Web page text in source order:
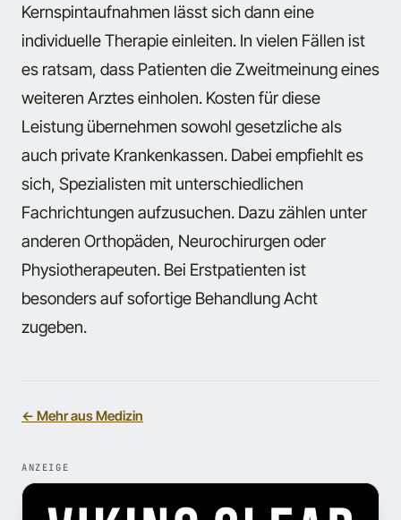
Kernspintaufnahmen lässt sich dann eine
individuelle Therapie einleiten. In vielen Fällen ist
es ratsam, dass Patienten die Zweitmeinung eines
weiteren Arztes einholen. Kosten für diese
Leistung übernehmen sowohl gesetzliche als
auch private Krankenkassen. Dabei empfiehlt es
sich, Spezialisten mit unterschiedlichen
Fachrichtungen aufzusuchen. Dazu zählen unter
anderen Orthopäden, Neurochirurgen oder
Physiotherapeuten. Bei Erstpatienten ist
besonders auf sofortige Behandlung Acht
zugeben.
← Mehr aus Medizin
ANZEIGE